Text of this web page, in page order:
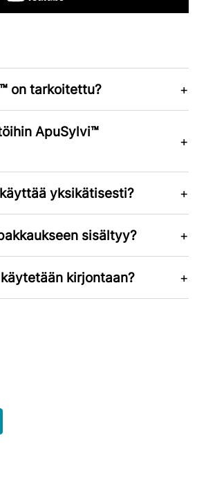
on tarkoitettu?
ApuSylvi™
yksikätisesti?
sisältyy?
kirjontaan?